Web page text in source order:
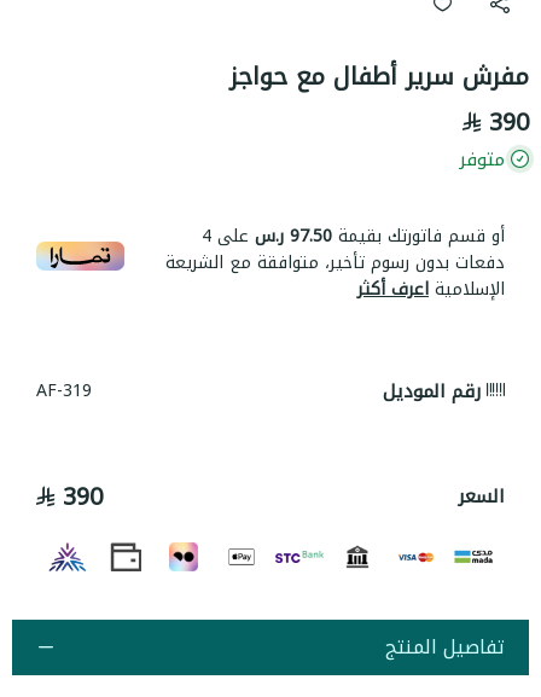
مفرش سرير أطفال مع حواجز
390
متوفر
أو قسم فاتورتك بقيمة97.50 ر.س على4
دفعات بدون رسوم تأخير، متوافقة مع الشريعة
الإسلاميةاعرف أكثر
رقم الموديل AF-319
السعر 390
تفاصيل المنتج